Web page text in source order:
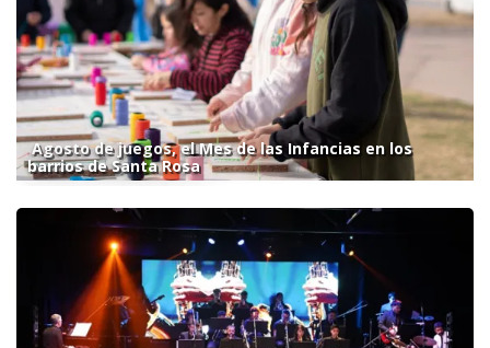
Agosto de juegos, el Mes de las Infancias en los
barrios de Santa Rosa